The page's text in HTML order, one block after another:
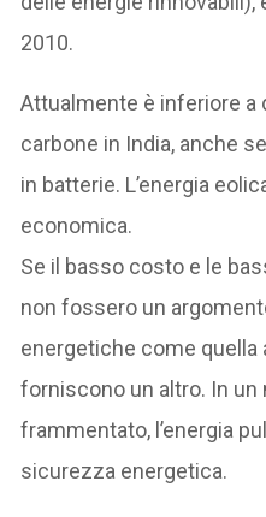
2010.
Attualmente è inferiore a
carbone in India, anche
in batterie. L’energia
economica.
Se il basso costo e le
non fossero un
energetiche come
forniscono un altro. In un
frammentato, l’energia
sicurezza energetica.